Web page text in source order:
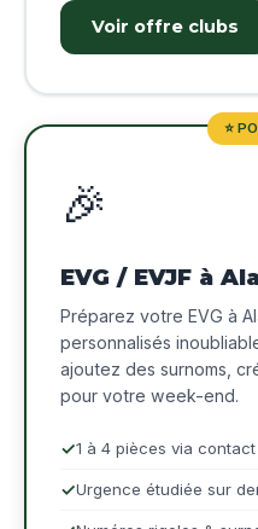
Voir offre clubs
⭐
🎉
EVG / EVJF à
Préparez votre EVG à
personnalisés
ajoutez des surnoms,
pour votre week-end.
1 à 4 pièces via contact
Urgence étudiée sur